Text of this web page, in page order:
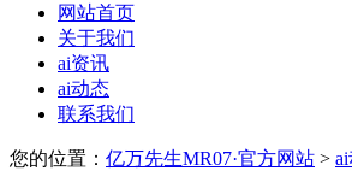
网站首页
关于我们
ai资讯
ai动态
联系我们
您的位置： 亿万先生MR07·官方网站 >